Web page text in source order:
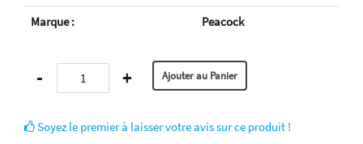
Marque :
Peacock
- +
Soyez le premier à laisser votre avis sur ce produit !